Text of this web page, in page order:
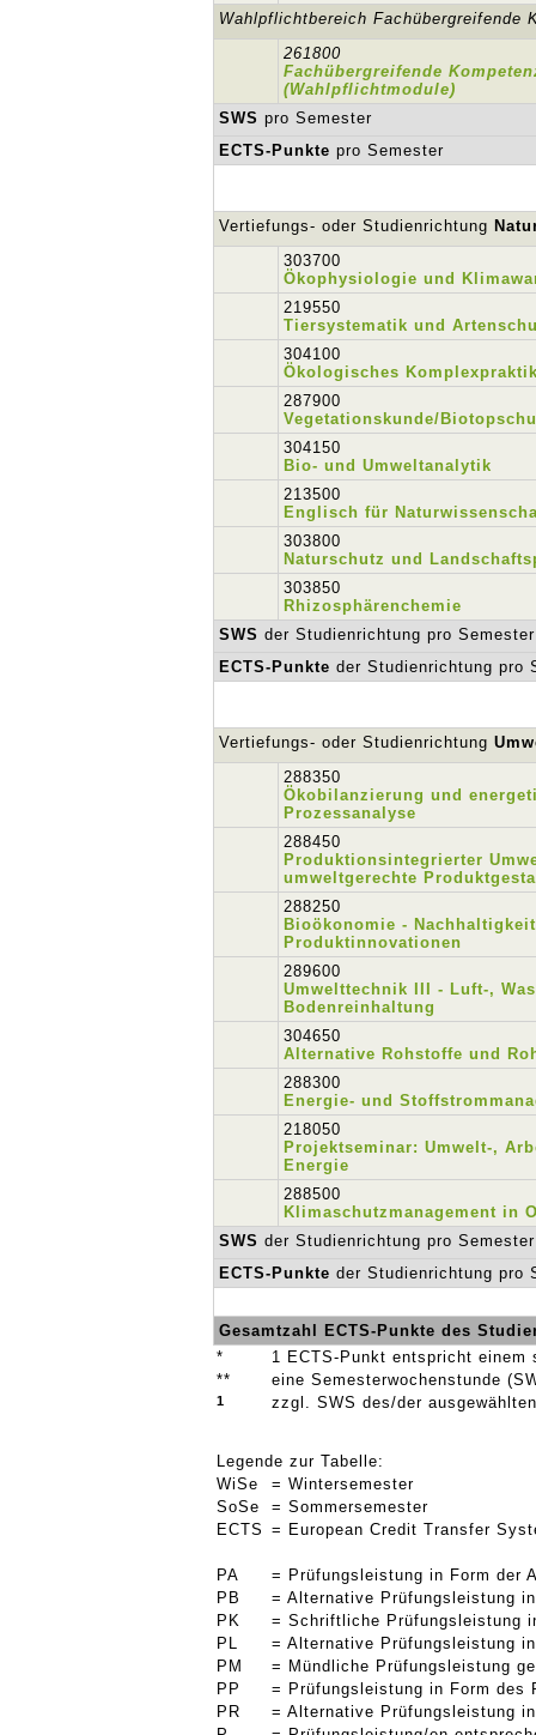
Wahlpflichtbereich Fachübergreifende
261800
Fachübergreifende
(Wahlpflichtmodule)
SWS pro Semester
ECTS-Punktepro Semester
Vertiefungs- oder Studienrichtung
303700
Ökophysiologie und
219550
Tiersystematik und
304100
Ökologisches
287900
Vegetationskunde/
304150
Bio- und Umweltanalytik
213500
Englisch für
303800
Naturschutz und
303850
Rhizosphärenchemie
SWS der Studienrichtung pro Semester
ECTS-Punkte der Studienrichtung pro
Vertiefungs- oder Studienrichtung
288350
Ökobilanzierung und
Prozessanalyse
288450
Produktionsintegrierter
umweltgerechte
288250
Bioökonomie -
Produktinnovationen
289600
Umwelttechnik III - Luft-,
Bodenreinhaltung
304650
Alternative Rohstoffe und
288300
Energie- und
218050
Projektseminar: Umwelt-,
Energie
288500
Klimaschutzmanagement in
SWS der Studienrichtung pro Semester
ECTS-Punkte der Studienrichtung pro
Gesamtzahl ECTS-Punkte des
*
1 ECTS-Punkt entspricht einem
**
eine Semesterwochenstunde
1 zzgl. SWS des/der
Legende zur Tabelle:
WiSe
= Wintersemester
SoSe
= Sommersemester
ECTS
= European Credit Transfer
PA
= Prüfungsleistung in Form der
PB
= Alternative Prüfungsleistung
PK
= Schriftliche Prüfungsleistung
PL
= Alternative Prüfungsleistung
PM
= Mündliche Prüfungsleistung
PP
= Prüfungsleistung in Form des
PR
= Alternative Prüfungsleistung